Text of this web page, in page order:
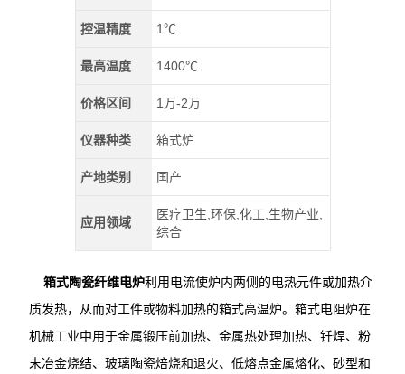
控温精度 1℃
最高温度 1400℃
价格区间 1万-2万
仪器种类 箱式炉
产地类别 国产
应用领域
医疗卫生,环保,化工,生物产业,
综合
箱式陶瓷纤维电炉利用电流使炉内两侧的电热元件或加热介
质发热，从而对工件或物料加热的箱式高温炉。箱式电阻炉在
机械工业中用于金属锻压前加热、金属热处理加热、钎焊、粉
末冶金烧结、玻璃陶瓷焙烧和退火、低熔点金属熔化、砂型和